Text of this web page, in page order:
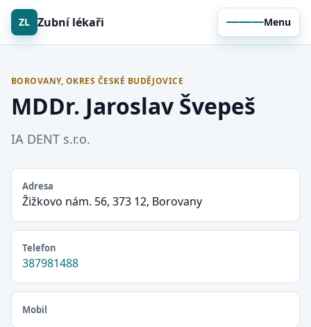
ZL Zubní lékaři Menu
BOROVANY, OKRES ČESKÉ BUDĚJOVICE
MDDr. Jaroslav Švepeš
IA DENT s.r.o.
Adresa
Žižkovo nám. 56, 373 12, Borovany
Telefon
387981488
Mobil